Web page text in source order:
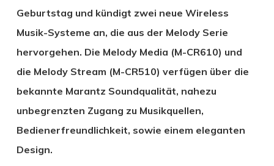
Geburtstag und kündigt zwei neue Wireless
Musik-Systeme an, die aus der Melody Serie
hervorgehen. Die Melody Media (M-CR610) und
die Melody Stream (M-CR510) verfügen über die
bekannte Marantz Soundqualität, nahezu
unbegrenzten Zugang zu Musikquellen,
Bedienerfreundlichkeit, sowie einem eleganten
Design.